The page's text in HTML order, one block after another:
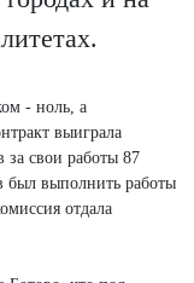
- ноль, а
выиграла
свои работы 87
был выполнить работы
отдала